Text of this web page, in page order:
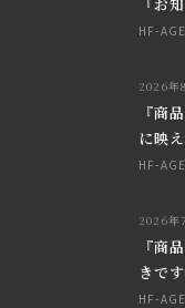
HF-
2026年
『商
に映
HF-
2026年
『商
きです
HF-